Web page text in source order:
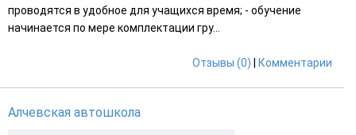
проводятся в удобное для учащихся время; - обучение
начинается по мере комплектации гру...
Отзывы (0) Комментарии
Алчевская автошкола